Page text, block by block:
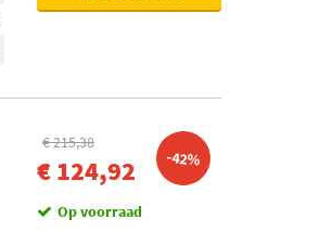
€ 215,38
€ 124,92 -42%
Op voorraad